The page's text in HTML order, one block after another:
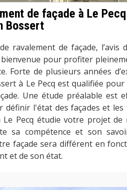
de façade à Le
Bossert
ravalement de façade, l’avis
pour profiter
Forte de plusieurs années
à Le Pecq est qualifiée
Une étude préalable est
définir l'état des façades et
Le Pecq étudie votre projet
sa compétence et son
façade sera différent en
et de son état.